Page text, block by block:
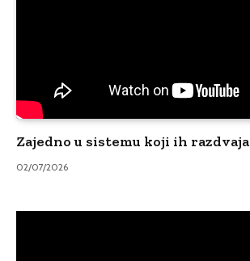
Zajedno u sistemu koji ih razdvaja
02/07/2026